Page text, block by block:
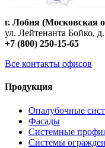
г. Лобня (Московская
ул. Лейтенанта Бойко, д.
+7 (800) 250-15-65
Все контакты офисов
Продукция
Опалубочные
Фасады
Системные
Системы